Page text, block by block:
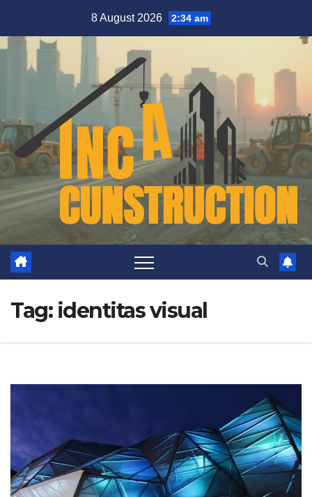
content
8 August 2026 2:34 am
Tag: identitas visual